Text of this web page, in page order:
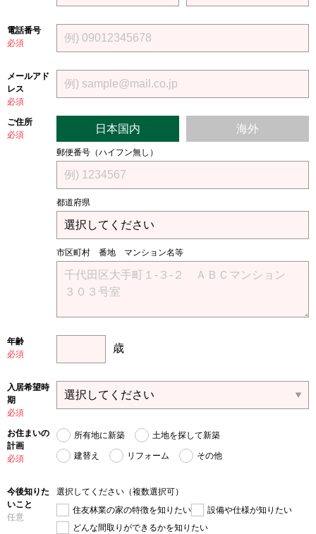
電話番号
必須
メールアド
レス
必須
ご住所
必須
日本国内 海外
郵便番号（ハイフン無し）
都道府県
市区町村 番地 マンション名等
年齢
必須
歳
入居希望時
期
必須
お住まいの
計画
必須
所有地に新築 土地を探して新築
建替え リフォーム その他
今後知りた
いこと
任意
選択してください（複数選択可）
住友林業の家の特徴を知りたい
設備や仕様が知りたい
どんな間取りができるかを知りたい